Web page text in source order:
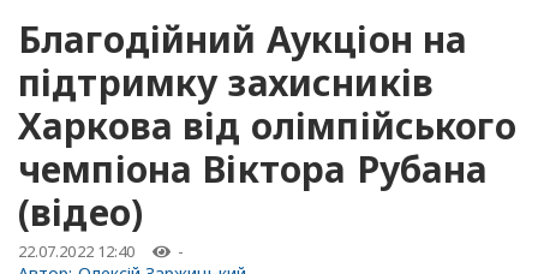
Благодійний Аукціон на
підтримку захисників
Харкова від олімпійського
чемпіона Віктора Рубана
(відео)
22.07.2022 12:40 -